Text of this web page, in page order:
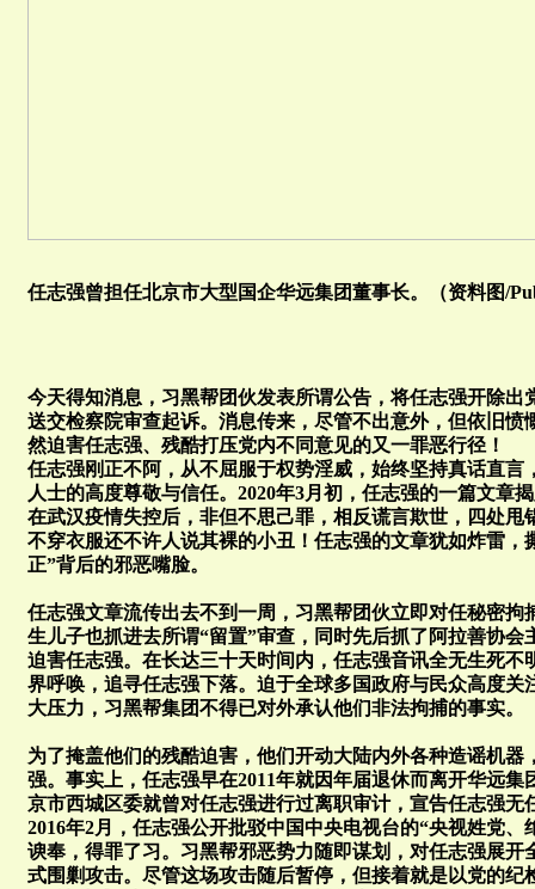
任志强曾担任北京市大型国企华远集团董事长。（资料
今天得知消息，习黑帮团伙发表所谓公告，将任志强开除出
送交检察院审查起诉。消息传来，尽管不出意外，但依旧愤
然迫害任志强、残酷打压党内不同意见的又一罪恶行径！
任志强刚正不阿，从不屈服于权势淫威，始终坚持真话直言
人士的高度尊敬与信任。2020年3月初，任志强的一篇文章
在武汉疫情失控后，非但不思己罪，相反谎言欺世，四处甩
不穿衣服还不许人说其裸的小丑！任志强的文章犹如炸雷，
正”背后的邪恶嘴脸。
任志强文章流传出去不到一周，习黑帮团伙立即对任秘密拘
生儿子也抓进去所谓“留置”审查，同时先后抓了阿拉善协会
迫害任志强。在长达三十天时间内，任志强音讯全无生死不
界呼唤，追寻任志强下落。迫于全球多国政府与民众高度关
大压力，习黑帮集团不得已对外承认他们非法拘捕的事实
为了掩盖他们的残酷迫害，他们开动大陆内外各种造谣机器
强。事实上，任志强早在2011年就因年届退休而离开华远集
京市西城区委就曾对任志强进行过离职审计，宣告任志强无
2016年2月，任志强公开批驳中国中央电视台的“央视姓党、
谀奉，得罪了习。习黑帮邪恶势力随即谋划，对任志强展开
式围剿攻击。尽管这场攻击随后暂停，但接着就是以党的纪